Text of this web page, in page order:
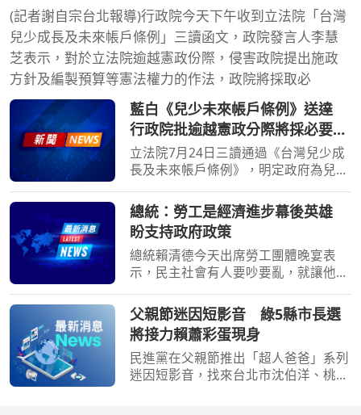
(記者謝自宗台北報導)行政院今天下午收到立法院「台灣
兒少成長及未來帳戶條例」三讀函文，政院發言人李慧
芝表示，對於立法院逾越憲政份際，侵害政院提出施政
方針及編製預算等憲法權力的作法，政院將採取必
藍白《兒少未來帳戶條例》送達
行政院批逾越憲政分際將採必要作
為
立法院7月24日三讀通過《台灣兒少成
長及未來帳戶條例》，明定政府為兒少
約2162億元。行政院今天（7日）表
示，提出施政方針及編列中央政府總預
算屬行政院憲政職權，對於
總統：勞工是經濟進步幕後英雄
盼支持政府政策
總統賴清德今天出席勞工團體晚宴表
示，民主社會有人要吵要亂，就讓他們
支持政府政策；他強調，廣大勞工才是
經濟進步的幕後英雄，照顧勞工是擔任
總統一定要做到的事，勞
父親節迷因短影音 綠5縣市長選
將接力賴蕭彩蛋現身
民進黨在父親節推出「超人爸爸」系列
迷因短影音，找來台北市沈伯洋、桃園